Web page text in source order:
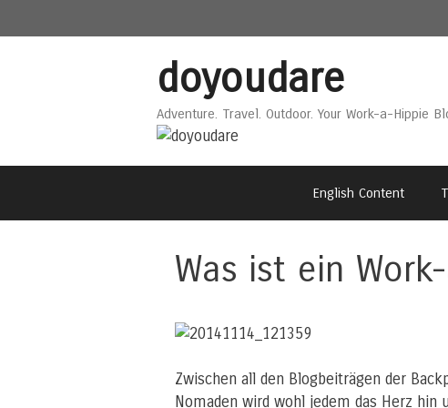
to
to
content
doyoudare
Adventure. Travel. Outdoor. Your Work-a-Hippie
English Content
Was ist ein
Zwischen all den Blogbeiträgen der
Nomaden wird wohl jedem das Herz hin